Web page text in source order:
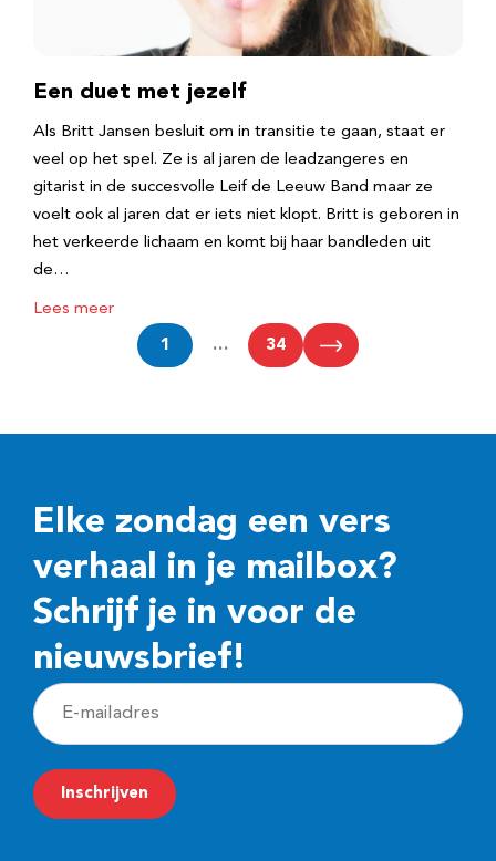
Een duet met jezelf
Als Britt Jansen besluit om in transitie te gaan, staat er
veel op het spel. Ze is al jaren de leadzangeres en
gitarist in de succesvolle Leif de Leeuw Band maar ze
voelt ook al jaren dat er iets niet klopt. Britt is geboren in
het verkeerde lichaam en komt bij haar bandleden uit
de…
Lees meer
1 … 34
Elke zondag een vers
verhaal in je mailbox?
Schrijf je in voor de
nieuwsbrief!
E
-
m
a
Inschrijven